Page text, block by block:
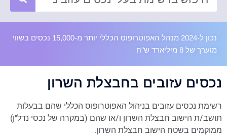
נכון ל-2024 מנהל האפוטרופוס הכללי יותר מ-15,000 נכסים בשווי
מוערך של 8 מיליארד ש"ח
נכסים עזובים בחבצלת השרון
רשימת נכסים עזובים בניהול האפוטרופוס הכללי שהם בבעלות
תושב/ת הישוב חבצלת השרון ו/או שהם (במקרה של נכסי נדל"ן)
ממוקמים בשטח הישוב חבצלת השרון.